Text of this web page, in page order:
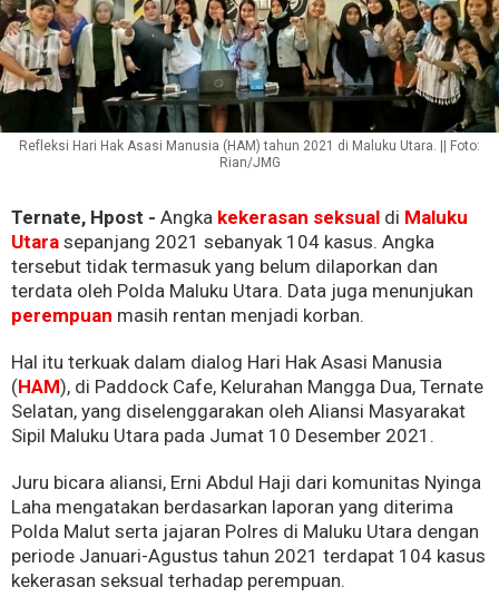
Refleksi Hari Hak Asasi Manusia (HAM) tahun 2021 di Maluku Utara. || Foto:
Rian/JMG
Ternate, Hpost - Angka kekerasan seksual di Maluku
Utara sepanjang 2021 sebanyak 104 kasus. Angka
tersebut tidak termasuk yang belum dilaporkan dan
terdata oleh Polda Maluku Utara. Data juga menunjukan
perempuan masih rentan menjadi korban.
Hal itu terkuak dalam dialog Hari Hak Asasi Manusia
(HAM), di Paddock Cafe, Kelurahan Mangga Dua, Ternate
Selatan, yang diselenggarakan oleh Aliansi Masyarakat
Sipil Maluku Utara pada Jumat 10 Desember 2021.
Juru bicara aliansi, Erni Abdul Haji dari komunitas Nyinga
Laha mengatakan berdasarkan laporan yang diterima
Polda Malut serta jajaran Polres di Maluku Utara dengan
periode Januari-Agustus tahun 2021 terdapat 104 kasus
kekerasan seksual terhadap perempuan.